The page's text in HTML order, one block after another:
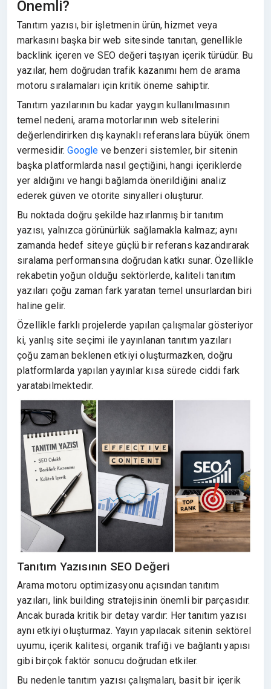
Önemli?
Tanıtım yazısı, bir işletmenin ürün, hizmet veya
markasını başka bir web sitesinde tanıtan, genellikle
backlink içeren ve SEO değeri taşıyan içerik türüdür. Bu
yazılar, hem doğrudan trafik kazanımı hem de arama
motoru sıralamaları için kritik öneme sahiptir.
Tanıtım yazılarının bu kadar yaygın kullanılmasının
temel nedeni, arama motorlarının web sitelerini
değerlendirirken dış kaynaklı referanslara büyük önem
vermesidir.Google ve benzeri sistemler, bir sitenin
başka platformlarda nasıl geçtiğini, hangi içeriklerde
yer aldığını ve hangi bağlamda önerildiğini analiz
ederek güven ve otorite sinyalleri oluşturur.
Bu noktada doğru şekilde hazırlanmış bir tanıtım
yazısı, yalnızca görünürlük sağlamakla kalmaz; aynı
zamanda hedef siteye güçlü bir referans kazandırarak
sıralama performansına doğrudan katkı sunar. Özellikle
rekabetin yoğun olduğu sektörlerde, kaliteli tanıtım
yazıları çoğu zaman fark yaratan temel unsurlardan biri
haline gelir.
Özellikle farklı projelerde yapılan çalışmalar gösteriyor
ki, yanlış site seçimi ile yayınlanan tanıtım yazıları
çoğu zaman beklenen etkiyi oluşturmazken, doğru
platformlarda yapılan yayınlar kısa sürede ciddi fark
yaratabilmektedir.
Tanıtım Yazısının SEO Değeri
Arama motoru optimizasyonu açısından tanıtım
yazıları, link building stratejisinin önemli bir parçasıdır.
Ancak burada kritik bir detay vardır: Her tanıtım yazısı
aynı etkiyi oluşturmaz. Yayın yapılacak sitenin sektörel
uyumu, içerik kalitesi, organik trafiği ve bağlantı yapısı
gibi birçok faktör sonucu doğrudan etkiler.
Bu nedenle tanıtım yazısı çalışmaları, basit bir içerik